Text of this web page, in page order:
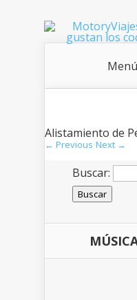
Alistamiento de
← Previous Next →
Buscar: